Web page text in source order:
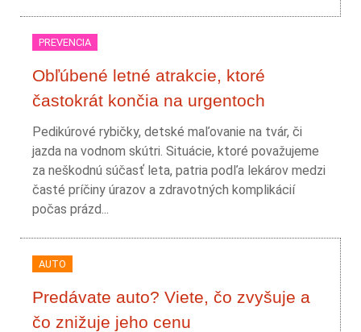
PREVENCIA
Obľúbené letné atrakcie, ktoré
častokrát končia na urgentoch
Pedikúrové rybičky, detské maľovanie na tvár, či
jazda na vodnom skútri. Situácie, ktoré považujeme
za neškodnú súčasť leta, patria podľa lekárov medzi
časté príčiny úrazov a zdravotných komplikácií
počas prázd...
AUTO
Predávate auto? Viete, čo zvyšuje a
čo znižuje jeho cenu